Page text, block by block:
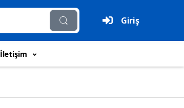
Giriş
İletişim